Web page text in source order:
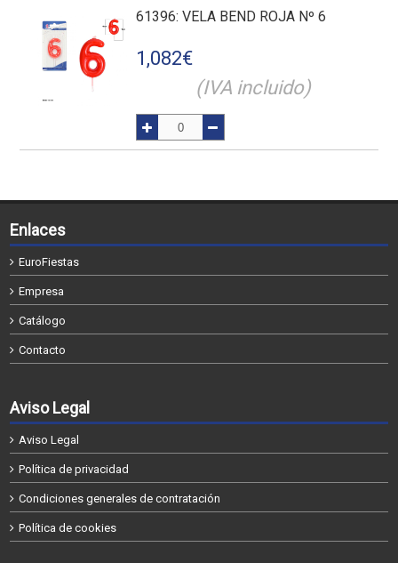
61396: VELA BEND ROJA Nº 6
1,082€
(IVA incluido)
Enlaces
EuroFiestas
Empresa
Catálogo
Contacto
Aviso Legal
Aviso Legal
Política de privacidad
Condiciones generales de contratación
Política de cookies